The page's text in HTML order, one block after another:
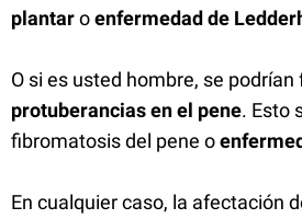
plantaroenfermedad de
O si es usted hombre, se podrían
protuberancias en el pene. Esto
fibromatosis del pene o
En cualquier caso, la afectación